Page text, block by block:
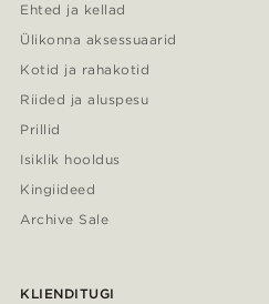
Ehted ja kellad
Ülikonna aksessuaarid
Kotid ja rahakotid
Riided ja aluspesu
Prillid
Isiklik hooldus
Kingiideed
Archive Sale
KLIENDITUGI